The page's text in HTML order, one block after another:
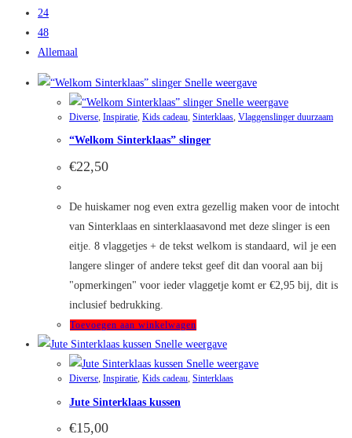
24
48
Allemaal
Snelle weergave
Snelle weergave
Diverse, Inspiratie, Kids cadeau, Sinterklaas, Vlaggenslinger duurzaam
“Welkom Sinterklaas” slinger
€22,50
De huiskamer nog even extra gezellig maken voor de intocht
van Sinterklaas en sinterklaasavond met deze slinger is een
eitje. 8 vlaggetjes + de tekst welkom is standaard, wil je een
langere slinger of andere tekst geef dit dan vooral aan bij
"opmerkingen" voor ieder vlaggetje komt er €2,95 bij, dit is
inclusief bedrukking.
Toevoegen aan winkelwagen
Snelle weergave
Snelle weergave
Diverse, Inspiratie, Kids cadeau, Sinterklaas
Jute Sinterklaas kussen
€15,00